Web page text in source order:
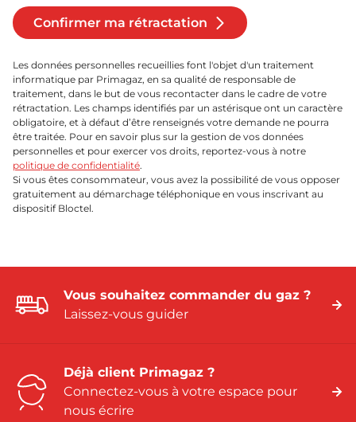
Confirmer ma rétractation
Les données personnelles recueillies font l'objet d'un traitement
informatique par Primagaz, en sa qualité de responsable de
traitement, dans le but de vous recontacter dans le cadre de votre
rétractation. Les champs identifiés par un astérisque ont un caractère
obligatoire, et à défaut d’être renseignés votre demande ne pourra
être traitée. Pour en savoir plus sur la gestion de vos données
personnelles et pour exercer vos droits, reportez-vous à notre
politique de confidentialité.
Si vous êtes consommateur, vous avez la possibilité de vous opposer
gratuitement au démarchage téléphonique en vous inscrivant au
dispositif Bloctel.
Vous souhaitez commander du gaz ?
Laissez-vous guider
Déjà client Primagaz ?
Connectez-vous à votre espace pour
nous écrire